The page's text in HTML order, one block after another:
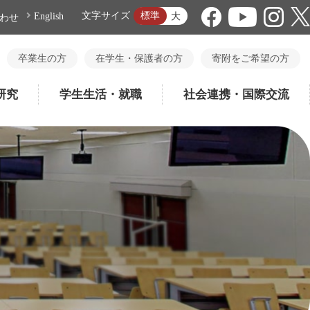
せ English 文字サイズ 標準 大
卒業生の方 在学生・保護者の方 寄附をご希望の方
究 学生生活・就職 社会連携・国際交流